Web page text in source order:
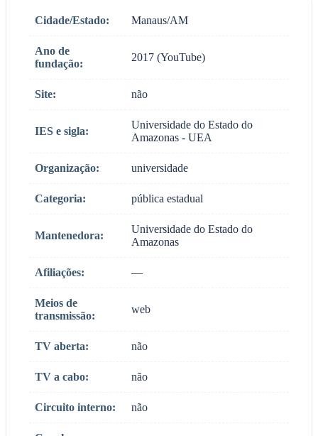
Cidade/Estado: Manaus/AM
Ano de
fundação:
2017 (YouTube)
Site: não
IES e sigla:
Universidade do Estado do
Amazonas - UEA
Organização: universidade
Categoria: pública estadual
Mantenedora:
Universidade do Estado do
Amazonas
Afiliações: —
Meios de
transmissão:
web
TV aberta: não
TV a cabo: não
Circuito interno: não